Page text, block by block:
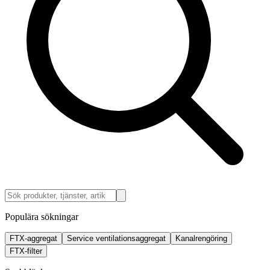
Populära sökningar
FTX-aggregat Service ventilationsaggregat
Kanalrengöring
FTX-filter